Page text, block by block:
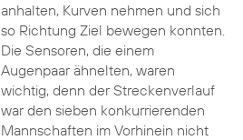
anhalten, Kurven nehmen und sich
so Richtung Ziel bewegen konnten.
Die Sensoren, die einem
Augenpaar ähnelten, waren
wichtig, denn der Streckenverlauf
war den sieben konkurrierenden
Mannschaften im Vorhinein nicht